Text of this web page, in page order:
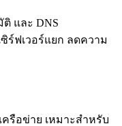
และ DNS
ซิร์ฟเวอร์แยก ลดความ
รือข่าย เหมาะสำหรับ